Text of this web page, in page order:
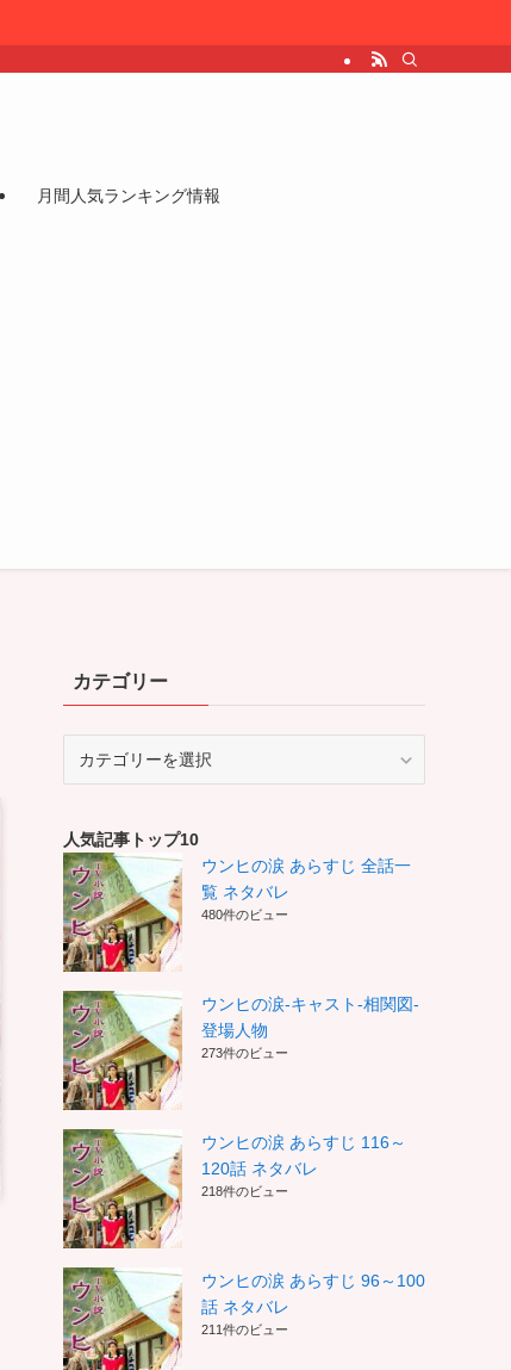
月間人気ランキング情報
カテゴリー
ー
人気記事トップ10
ウンヒの涙 あらすじ 全話一
覧 ネタバレ
480件のビュー
ウンヒの涙-キャスト-相関図-
登場人物
273件のビュー
ウンヒの涙 あらすじ 116～
120話 ネタバレ
218件のビュー
ウンヒの涙 あらすじ 96～100
話 ネタバレ
211件のビュー